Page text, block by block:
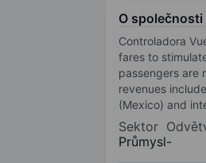
O společnosti
Controladora
fares to
passengers are
revenues
(Mexico) and
Sektor
Průmysl-